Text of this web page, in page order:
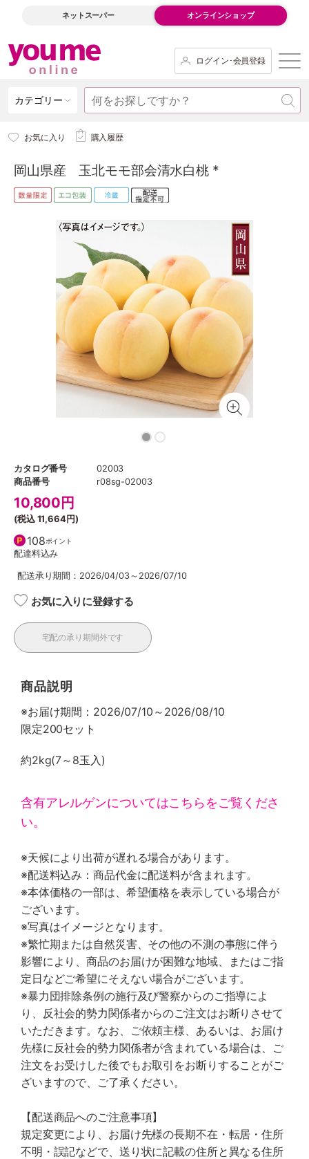
ネットスーパー オンラインショップ
ログイン･会員登録
カテゴリー
お気に入り 購入履歴
岡山県産 玉北モモ部会清水白桃 *
カタログ番号
02003
商品番号
r08sg-02003
10,800 円
(税込11,664円)
108ポイント
配達料込み
配送承り期間：2026/04/03～2026/07/10
お気に入りに登録する
宅配の承り期間外です
商品説明
※お届け期間：2026/07/10～2026/08/10
限定200セット
約2kg(7～8玉入)
含有アレルゲンについてはこちらをご覧くださ
い。
※天候により出荷が遅れる場合があります。
※配送料込み：商品代金に配送料が含まれます。
※本体価格の一部は、希望価格を表示している場合が
ございます。
※写真はイメージとなります。
※繁忙期または自然災害、その他の不測の事態に伴う
影響により、商品のお届けが困難な地域、またはご指
定日などご希望にそえない場合がございます。
※暴力団排除条例の施行及び警察からのご指導によ
り、反社会的勢力関係者からのご注文はお断りさせて
いただきます。なお、ご依頼主様、あるいは、お届け
先様に反社会的勢力関係者が含まれている場合は、ご
注文をお受けした後でもお取引をお断りすることがご
ざいますので、ご了承ください。
【配送商品へのご注意事項】
規定変更により、お届け先様の長期不在・転居・住所
不明・誤記などで、送り状に記載の住所と異なる住所